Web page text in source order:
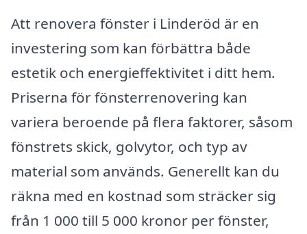
Att renovera fönster i Linderöd är en
investering som kan förbättra både
estetik och energieffektivitet i ditt hem.
Priserna för fönsterrenovering kan
variera beroende på flera faktorer, såsom
fönstrets skick, golvytor, och typ av
material som används. Generellt kan du
räkna med en kostnad som sträcker sig
från 1 000 till 5 000 kronor per fönster,